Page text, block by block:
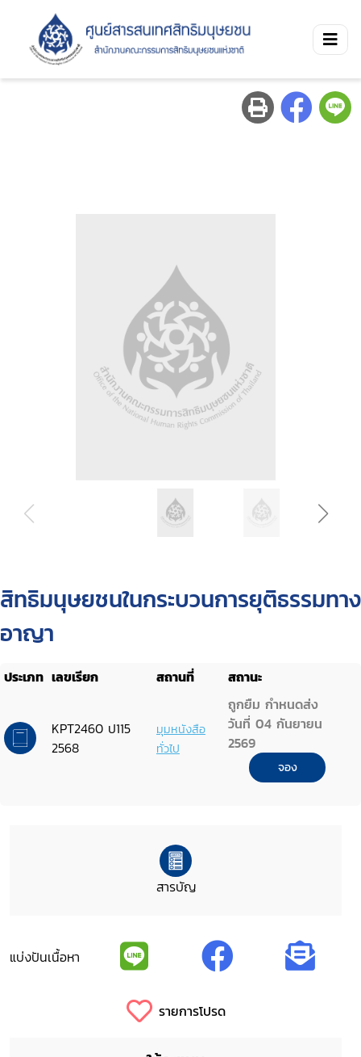
สิทธิมนุษยชนในกระบวนการยุติธรรมทาง
อาญา
ประเภท เลขเรียก สถานที่ สถานะ
KPT2460 ป115
2568
มุมหนังสือ
ทั่วไป
ถูกยืม กำหนดส่ง
วันที่ 04 กันยายน
2569
จอง
สารบัญ
แบ่งปันเนื้อหา
รายการโปรด